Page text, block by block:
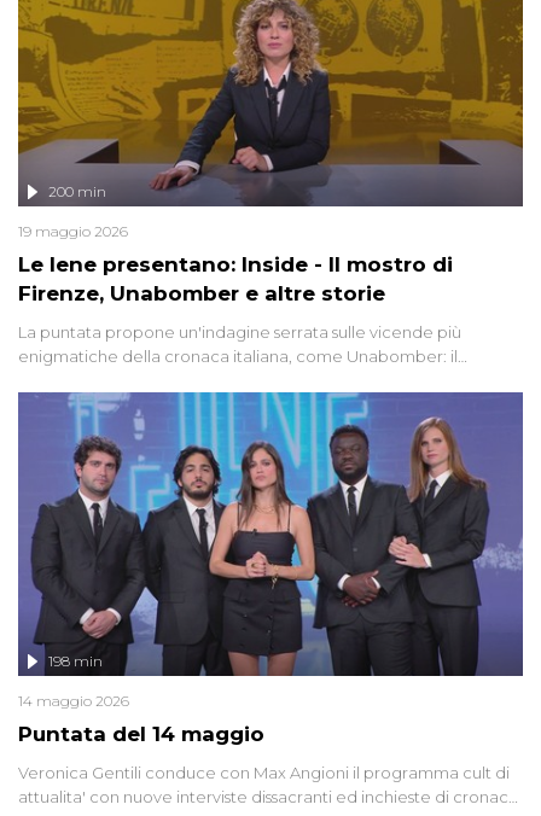
Le Iene presentano: Inside - Il mostro di
Firenze, Unabomber e altre storie
200 min
19 maggio 2026
La puntata propone un'indagine serrata sulle vicende più
enigmatiche della cronaca italiana, come Unabomber: il
'90 e il 2000 che, inquietantemente, potrebbe essere ancora in
libertà. Lo speciale affronta inoltre le zone d'ombra sul Mostro di
Firenze, le cui responsabilità appaiono ancora oggi avvolte in un
groviglio di dubbi mai chiariti. Nel corso dello speciale anche
l'intervista inedita a Olindo Romano, realizzata ne...
Puntata del 14 maggio
198 min
14 maggio 2026
Veronica Gentili conduce con Max Angioni il programma cult di
attualita' con nuove interviste dissacranti ed inchieste di cronaca